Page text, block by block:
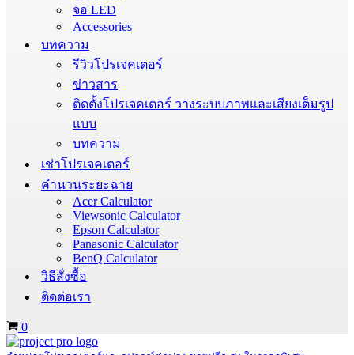
จอ LED
Accessories
บทความ
รีวิวโปรเจคเตอร์
ข่าวสาร
ติดตั้งโปรเจคเตอร์ วางระบบภาพและเสียงเต็มรูป
แบบ
บทความ
เช่าโปรเจคเตอร์
คำนวนระยะฉาย
Acer Calculator
Viewsonic Calculator
Epson Calculator
Panasonic Calculator
BenQ Calculator
วิธีสั่งซื้อ
ติดต่อเรา
Cart
0